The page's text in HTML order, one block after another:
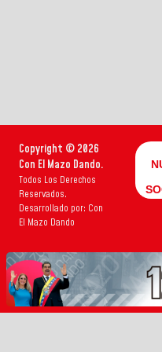
Copyright © 2026
Con El Mazo Dando.
Todos Los Derechos
Reservados.
Desarrollado por: Con
El Mazo Dando